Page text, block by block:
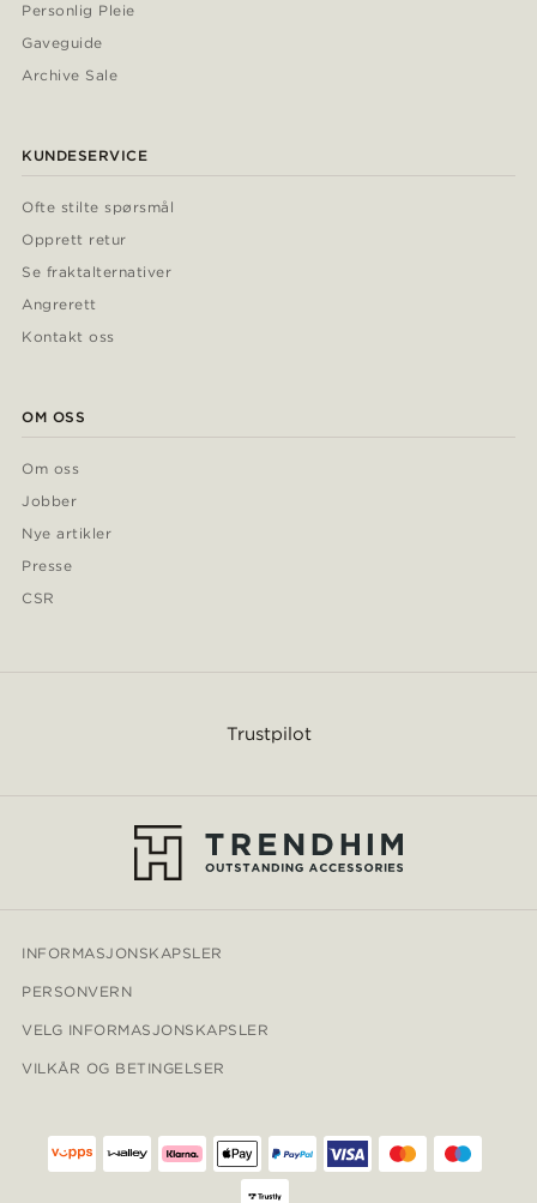
Personlig Pleie
Gaveguide
Archive Sale
KUNDESERVICE
Ofte stilte spørsmål
Opprett retur
Se fraktalternativer
Angrerett
Kontakt oss
OM OSS
Om oss
Jobber
Nye artikler
Presse
CSR
Trustpilot
INFORMASJONSKAPSLER
PERSONVERN
VELG INFORMASJONSKAPSLER
VILKÅR OG BETINGELSER